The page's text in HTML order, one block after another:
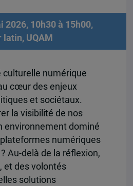
2026, 10h30 à 15h00,
latin, UQAM
culturelle numérique
cœur des enjeux
et sociétaux.
la visibilité de nos
environnement dominé
numériques
Au-delà de la réflexion,
et des volontés
solutions